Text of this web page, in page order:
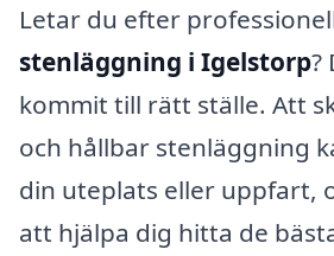
Letar du efter
stenläggning i Igelstorp?
kommit till rätt ställe. Att
och hållbar stenläggning
din uteplats eller uppfart,
att hjälpa dig hitta de